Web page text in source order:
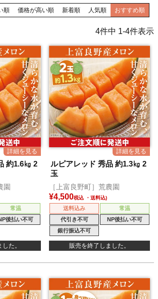
順 価格が高い順 新着順 人気順 おすすめ順
4件中 1-4件表示
約1.6㎏ 2
園
常温
後払い不可
た。
ルピアレッド 秀品 約1.3㎏ 2
玉
［上富良野町］荒農園
¥4,500税込
送料込み
常温
代引き不可
NP後払い不可
銀行振込不可
販売を終了しました。